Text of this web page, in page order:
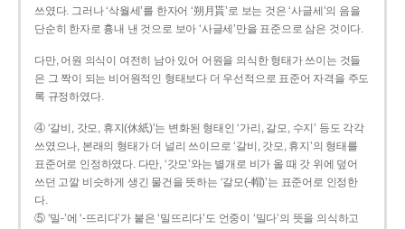
쓰였다. 그러나 ‘삭월세’를 한자어 ‘朔月貰’로 보는 것은 ‘사글세’의 음을
단순히 한자로 흉내 낸 것으로 보아 ‘사글세’만을 표준으로 삼은 것이다.
다만, 어원 의식이 여전히 남아 있어 어원을 의식한 형태가 쓰이는 것들
은 그 짝이 되는 비어원적인 형태보다 더 우선적으로 표준어 자격을 주도
록 규정하였다.
④ ‘갈비, 갓모, 휴지(休紙)’는 변화된 형태인 ‘가리, 갈모, 수지’ 등도 각각
쓰였으나, 본래의 형태가 더 널리 쓰이므로 ‘갈비, 갓모, 휴지’의 형태를
표준어로 인정하였다. 다만, ‘갓모’와는 별개로 비가 올 때 갓 위에 덮어
쓰던 고깔 비슷하게 생긴 물건을 뜻하는 ‘갈모(-帽)’는 표준어로 인정한
다.
⑤ ‘밀-’에 ‘-뜨리다’가 붙은 ‘밀뜨리다’도 언중이 ‘밀다’의 뜻을 의식하고